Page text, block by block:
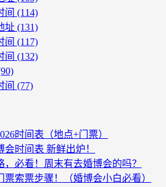
间 (114)
址 (131)
间 (117)
间 (132)
间 (77)
时间表（地点+门票）
会时间表 新鲜出炉！
，必看！周末有去婚博会的吗？
票索票步骤！（婚博会小白必看）